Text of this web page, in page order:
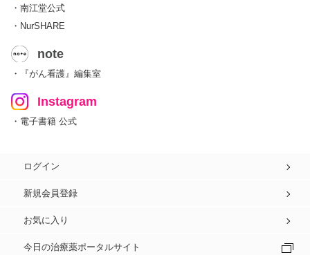
・南江堂公式
・NurSHARE
note
・『がん看護』編集室
Instagram
・電子書籍 公式
ログイン
新規会員登録
お気に入り
今日の治療薬ポータルサイト